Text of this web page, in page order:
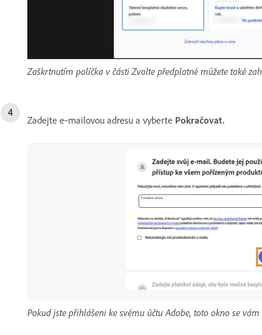
Zaškrtnutím políčka v části Zvolte předplatné můžete také
Zadejte e‑mailovou adresu a vyberte Pokračovat.
Pokud jste přihlášeni ke svému účtu Adobe, toto okno se